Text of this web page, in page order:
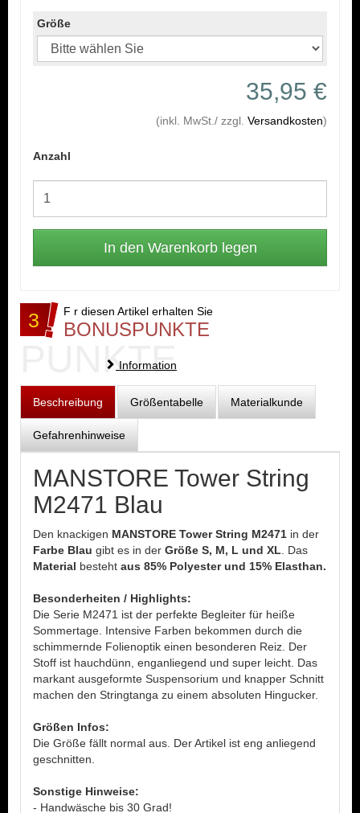
Größe
35,95 €
(inkl. MwSt./ zzgl. Versandkosten)
Anzahl
3 F r diesen Artikel erhalten Sie
BONUSPUNKTE
PUNKTE
Information
Beschreibung Größentabelle Materialkunde
Gefahrenhinweise
MANSTORE Tower String
M2471 Blau
Den knackigen MANSTORE Tower String M2471 in der
Farbe Blau gibt es in der Größe S, M, L und XL . Das
Material besteht aus 85% Polyester und 15% Elasthan.
Besonderheiten / Highlights:
Die Serie M2471 ist der perfekte Begleiter für heiße
Sommertage. Intensive Farben bekommen durch die
schimmernde Folienoptik einen besonderen Reiz. Der
Stoff ist hauchdünn, enganliegend und super leicht. Das
markant ausgeformte Suspensorium und knapper Schnitt
machen den Stringtanga zu einem absoluten Hingucker.
Größen Infos:
Die Größe fällt normal aus. Der Artikel ist eng anliegend
geschnitten.
Sonstige Hinweise:
- Handwäsche bis 30 Grad!